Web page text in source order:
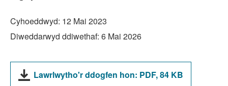
Cyhoeddwyd: 12 Mai 2023
Diweddarwyd ddiwethaf: 6 Mai 2026
Lawrlwytho'r ddogfen hon: Math
PDF,Maint
84 KB